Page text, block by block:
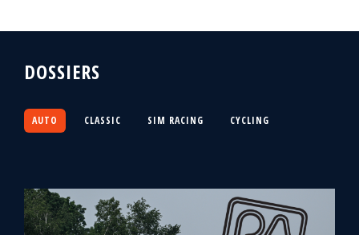
DOSSIERS
AUTO CLASSIC SIM RACING CYCLING